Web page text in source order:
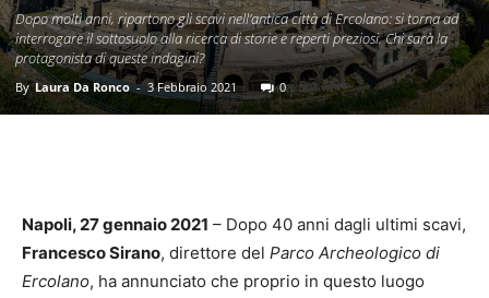
Dopo molti anni, ripartono gli scavi nell’antica città di Ercolano: si torna ad
interrogare il sottosuolo alla ricerca di storie e reperti preziosi. Chi sarà la
protagonista di queste indagini?
By Laura Da Ronco - 3 Febbraio 2021 0
Napoli, 27 gennaio 2021 – Dopo 40 anni dagli ultimi scavi,
Francesco Sirano, direttore del Parco Archeologico di
Ercolano, ha annunciato che proprio in questo luogo